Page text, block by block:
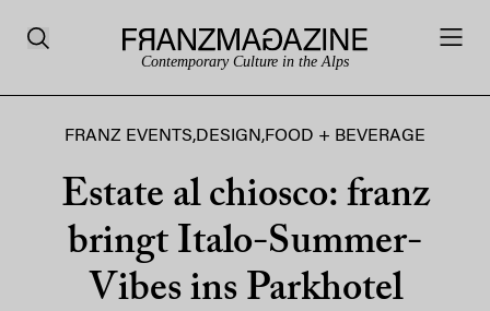
Contemporary Culture in the Alps
FRANZ EVENTS,DESIGN ,FOOD + BEVERAGE
Estate al chiosco: franz
bringt Italo-Summer-
Vibes ins Parkhotel